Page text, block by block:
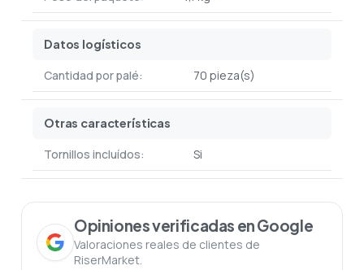
Datos logísticos
Cantidad por palé: 70 pieza(s)
Otras características
Tornillos incluídos: Si
Opiniones verificadas en Google
Valoraciones reales de clientes de
RiserMarket.